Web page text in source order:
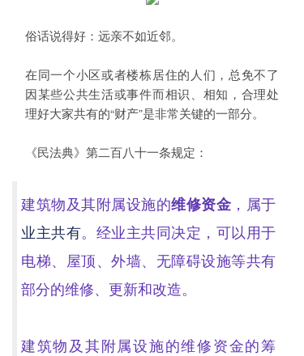
俗话说得好：远亲不如近邻。
在同一个小区或者楼栋居住的人们，总免不了
因某些公共生活或事件而相识、相知，合理处
理好大家共有的“财产”是非常关键的一部分。
《民法典》第二百八十一条规定：
建筑物及其附属设施的维修资金 ，属于
业主共有。经业主共同决定，可以用于
电梯、屋顶、外墙、无障碍设施等共有
部分的维修、更新和改造。
建筑物及其附属设施的维修资金的筹